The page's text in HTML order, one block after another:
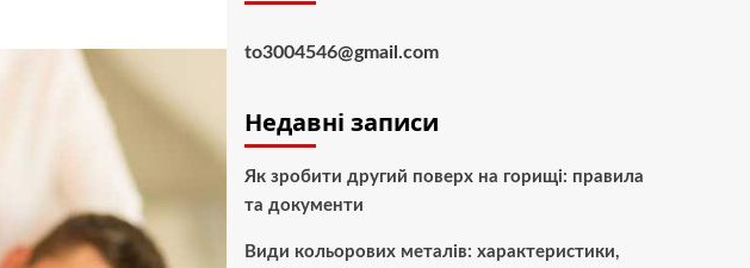
to3004546@gmail.com
Недавні записи
Як зробити другий поверх на горищі: правила
та документи
Види кольорових металів: характеристики,